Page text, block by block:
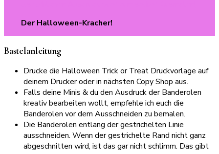
Der Halloween-Kracher!
Bastelanleitung
Drucke die Halloween Trick or Treat Druckvorlage auf
deinem Drucker oder in nächsten Copy Shop aus.
Falls deine Minis & du den Ausdruck der Banderolen
kreativ bearbeiten wollt, empfehle ich euch die
Banderolen vor dem Ausschneiden zu bemalen.
Die Banderolen entlang der gestrichelten Linie
ausschneiden. Wenn der gestrichelte Rand nicht ganz
abgeschnitten wird, ist das gar nicht schlimm. Das gibt